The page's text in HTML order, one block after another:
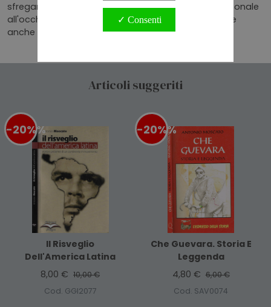
sfregamento. Timbro precedente di biblioteca personale
all'occhiello. Pagine in buono stato di conservazione
anche se già lette e sfogliate. Numero pagine"
Articoli suggeriti
-20%%
Il Risveglio
Dell'America Latina
8,00 € 10,00 €
Cod. GGI2077
-20%%
Che Guevara. Storia E
Leggenda
4,80 € 6,00 €
Cod. SAV0074
✓ Consenti